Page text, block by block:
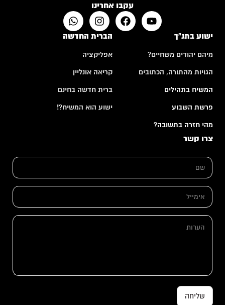
עקבו אחרינו
ישוע בתנ"ך
מיהם יהודים משחיים?
הגויות מהתורה, הכתובים
המשיח בתהילים
פרשת השבוע
מהי חזרה בתשובה?
הברית החדשה
אפליקציה
קריאה אונליין
ברית חדשה בחינם
ישוע הוא המשיח?!
צרו קשר
א
מ
י
ל
ש
*
א
מ
י
ה
שליחה